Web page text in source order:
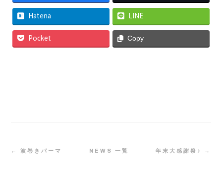
Hatena LINE
Pocket Copy
← 波巻きパーマ NEWS 一覧 年末大感謝祭♪ →